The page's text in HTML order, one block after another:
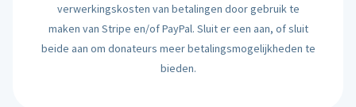
verwerkingskosten van betalingen door gebruik te
maken van Stripe en/of PayPal. Sluit er een aan, of sluit
beide aan om donateurs meer betalingsmogelijkheden te
bieden.